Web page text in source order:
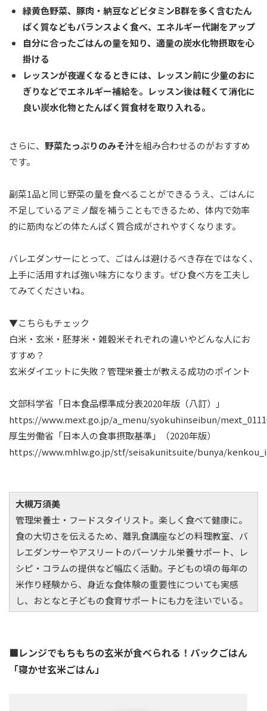
緑黄色野菜、豚肉・納豆などビタミンB群を多く含むたん
ぱく質などもバランスよく食べ、エネルギー代謝をアップ
自分に合ったごはんの量を知り、適量の炭水化物摂取を心
掛ける
レッスンが夜遅くなるときには、レッスン前に少量のおに
ぎりなどでエネルギー補給を。レッスン後は軽くて消化に
良い炭水化物とたんぱく質食材を取り入れる。
さらに、 野菜たっぷりのみそ汁を組み合わせるのがおすすめ
です。
副菜1品と同じ野菜の量を食べることができるうえ、ごはんに
不足しているアミノ酸を補うこともできるため、体内で効率
的に筋肉などの体たんぱく質合成がされやすくなります。
バレエダンサーにとって、ごはんは避けるべき存在ではなく、
上手に活用すれば強い味方になります。ぜひ食べ方を工夫し
てみてくださいね。
▼こちらもチェック
白米・玄米・胚芽米・雑穀米それぞれの違いやどんな人にお
すすめ？
玄米ダイエットに失敗？管理栄養士が教える成功のポイント
文部科学省「日本食品標準成分表2020年版（八訂）」
https://www.mext.go.jp/a_menu/syokuhinseibun/
厚生労働省「日本人の食事摂取基準」（2020年版）
https://www.mhlw.go.jp/stf/seisakunitsuite/bunya/
大槻万須美
管理栄養士・フードスタイリスト。楽しく食べて健康に。
食の大切さを伝えるため、離乳食講座などの料理教室、バ
レエダンサーやアスリートのパーソナル栄養サポート、レ
シピ・コラムの提供など幅広く活動。子どもの頃の毎年の
米作り経験から、身近な食体験の重要性についても実感
し、おとなと子どもの食育サポートにも力を注いでいる。
■レンジでもちもちの玄米が食べられる！パックごはん
「寝かせ玄米ごはん」